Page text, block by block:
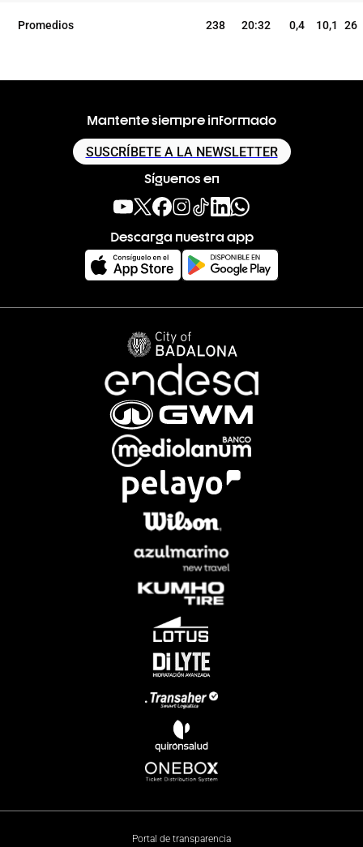
Promedios 238 20:32 0,4 10,1 26
Mantente siempre informado
SUSCRÍBETE A LA NEWSLETTER
Síguenos en
Descarga nuestra app
Portal de transparencia